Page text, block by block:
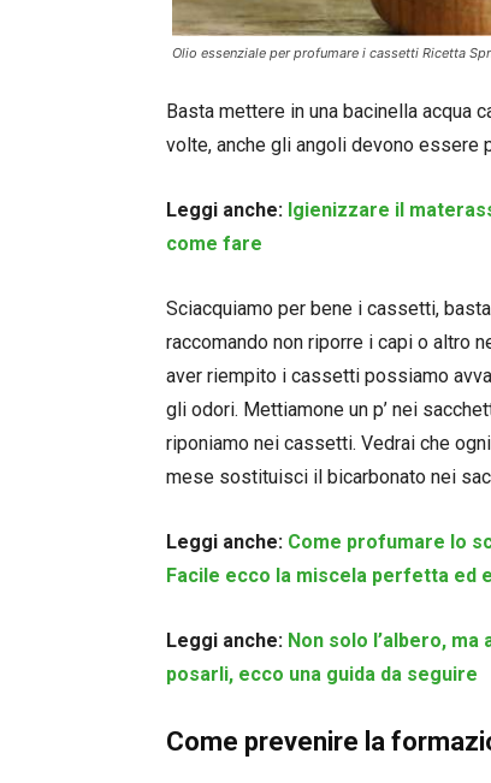
Olio essenziale per profumare i cassetti Ricetta
Basta mettere in una bacinella acqua
volte, anche gli angoli devono essere
Leggi anche: Igienizzare il
come fare
Sciacquiamo per bene i cassetti,
raccomando non riporre i capi o altro
aver riempito i cassetti possiamo
gli odori. Mettiamone un p’ nei
riponiamo nei cassetti. Vedrai che
mese sostituisci il bicarbonato nei
Leggi anche: Come profumare lo
Facile ecco la miscela perfetta ed
Leggi anche: Non solo l’albero,
posarli, ecco una guida da seguire
Come prevenire la